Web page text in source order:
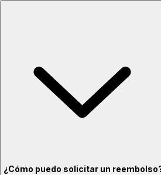
¿Cómo puedo solicitar un